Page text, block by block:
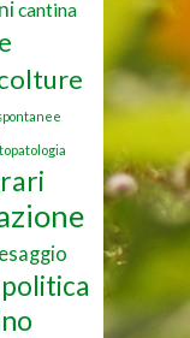
cantina
politica